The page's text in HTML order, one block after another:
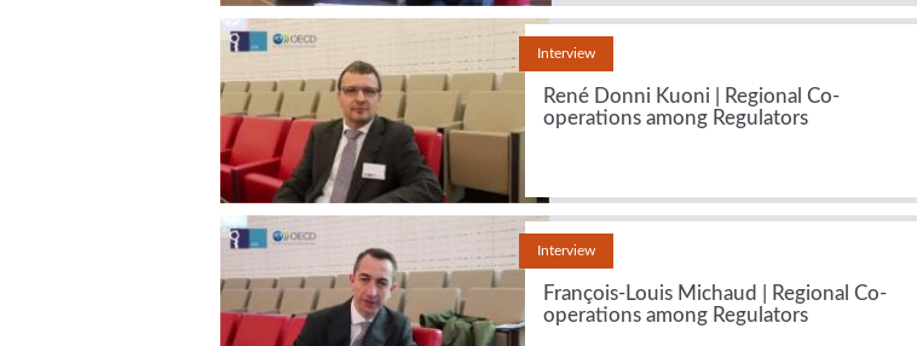
Interview
René Donni Kuoni | Regional Co-
operations among Regulators
Interview
François-Louis Michaud | Regional Co-
operations among Regulators